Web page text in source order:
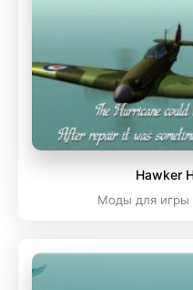
Hawker
Моды для игры